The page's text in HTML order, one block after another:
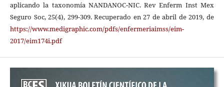
aplicando la taxonomía NANDANOC-NIC. Rev Enferm Inst Mex
Seguro Soc, 25(4), 299-309. Recuperado en 27 de abril de 2019, de
https://www.medigraphic.com/pdfs/enfermeriaimss/eim-
2017/eim174i.pdf